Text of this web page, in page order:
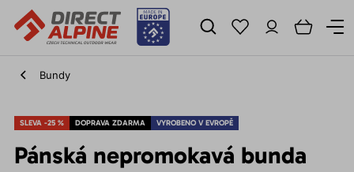
Bundy
SLEVA -25 % DOPRAVA ZDARMA VYROBENO V EVROPĚ
Pánská nepromokavá bunda